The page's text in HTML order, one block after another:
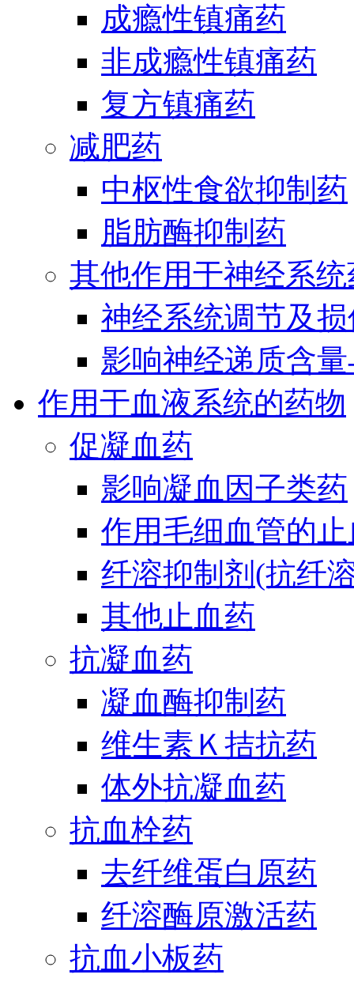
成瘾性镇痛药
非成瘾性镇痛药
复方镇痛药
减肥药
中枢性食欲抑制药
脂肪酶抑制药
其他作用于神经系统
神经系统调节及
影响神经递质含
作用于血液系统的药物
促凝血药
影响凝血因子类药
作用毛细血管的
纤溶抑制剂(抗纤
其他止血药
抗凝血药
凝血酶抑制药
维生素Ｋ拮抗药
体外抗凝血药
抗血栓药
去纤维蛋白原药
纤溶酶原激活药
抗血小板药